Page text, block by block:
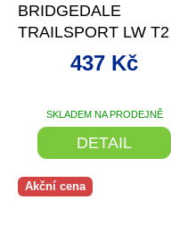
BRIDGEDALE
TRAILSPORT LW T2
MC 3/4 CREW
WOMEN\'S DUSKY
SKLADEM NA PRODEJNĚ
437 Kč
DETAIL
Akční cena